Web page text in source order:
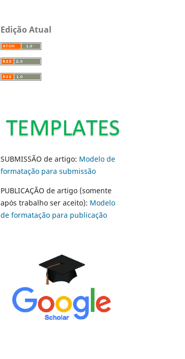
Edição Atual
SUBMISSÃO de artigo: Modelo de
formatação para submissão
PUBLICAÇÃO de artigo (somente
após trabalho ser aceito): Modelo
de formatação para publicação